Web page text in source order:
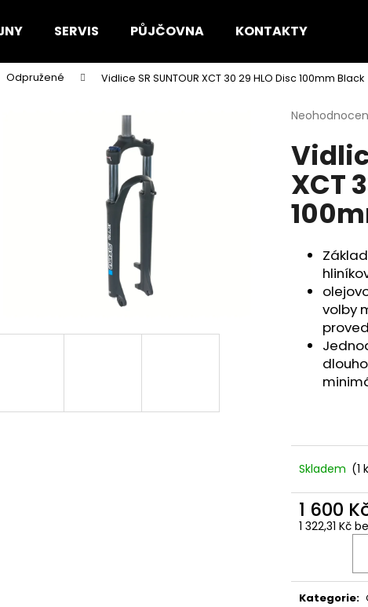
SERVIS PŮJČOVNA KONTAKTY
Odpružené Vidlice SR SUNTOUR XCT 30 29 HLO Disc 100mm Black
Průměrné
produktu
je
0,0
z
5
hvězdiček.
XCT
volby
Skladem (1
1 600
1 322,31 Kč
Kategorie:
potřebujete najít?
Doporučujeme